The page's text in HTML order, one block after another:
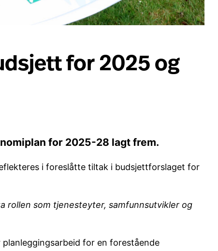
for 2025 og
for 2025-28 lagt frem.
i foreslåtte tiltak i budsjettforslaget for
rollen som tjenesteyter, samfunnsutvikler og
for en forestående